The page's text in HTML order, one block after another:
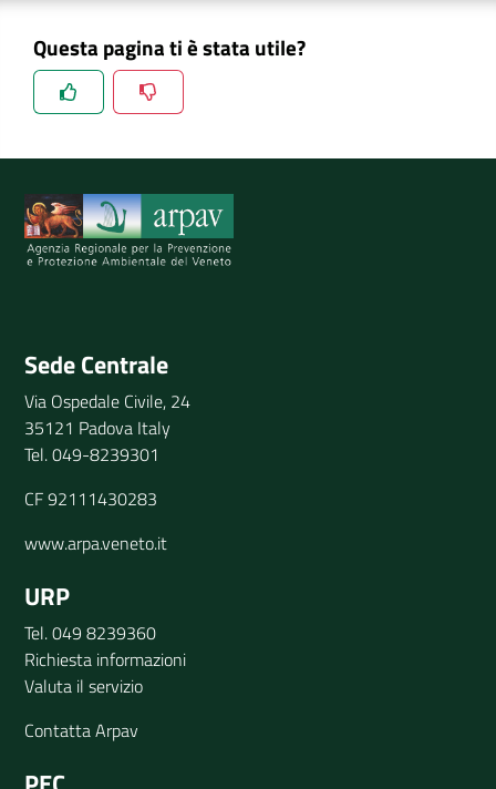
Questa pagina ti è stata utile?
Spiegaci perchè, e aiutaci a migliorare il servizio
Sede Centrale
Via Ospedale Civile, 24
35121 Padova Italy
Tel. 049-8239301
CF 92111430283
www.arpa.veneto.it
URP
Tel. 049 8239360
Richiesta informazioni
Valuta il servizio
Contatta Arpav